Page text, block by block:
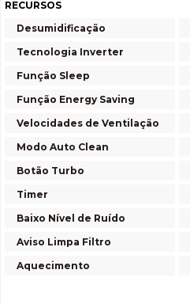
RECURSOS
Desumidificação
Tecnologia Inverter
Função Sleep
Função Energy Saving
Velocidades de Ventilação
Modo Auto Clean
Botão Turbo
Timer
Baixo Nível de Ruído
Aviso Limpa Filtro
Aquecimento